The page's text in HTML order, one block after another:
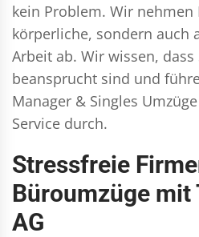
kein Problem. Wir
körperliche, sondern auch
Arbeit ab. Wir wissen,
beansprucht sind und
Manager & Singles
Service durch.
Stressfreie
Büroumzüge mit
AG